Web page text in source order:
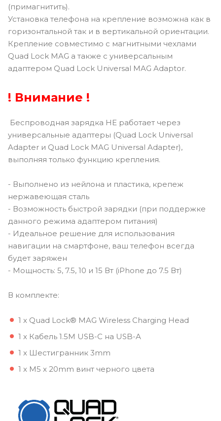
(примагнитить).
Установка телефона на крепление возможна как в
горизонтальной так и в вертикальной ориентации.
Крепление совместимо с магнитными чехлами
Quad Lock MAG а также с универсальным
адаптером Quad Lock Universal MAG Adaptor.
! Внимание !
Беспроводная зарядка НЕ работает через
универсальные адаптеры (Quad Lock Universal
Adapter и Quad Lock MAG Universal Adapter),
выполняя только функцию крепления.
- Выполнено из нейлона и пластика, крепеж
нержавеющая сталь
- Возможность быстрой зарядки (при поддержке
данного режима адаптером питания)
- Идеальное решение для использования
навигации на смартфоне, ваш телефон всегда
будет заряжен
- Мощность: 5, 7.5, 10 и 15 Вт (iPhone до 7.5 Вт)
В комплекте:
1 x Quad Lock® MAG Wireless Charging Head
1 x Кабель 1.5M USB-C на USB-A
1 x Шестигранник 3mm
1 x M5 x 20mm винт черного цвета